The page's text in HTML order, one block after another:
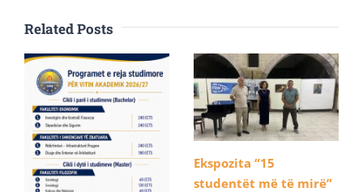
Related Posts
Ekspozita “15
studentët më të mirë”